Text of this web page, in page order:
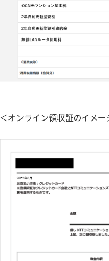
＜オンライン領収証のイメー